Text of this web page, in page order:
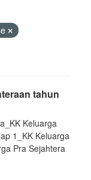
tahun
Keluarga
1_KK Keluarga
Pra Sejahtera